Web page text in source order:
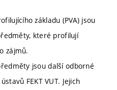
základu (PVA) jsou
které profilují
zájmů.
jsou další odborné
FEKT VUT. Jejich